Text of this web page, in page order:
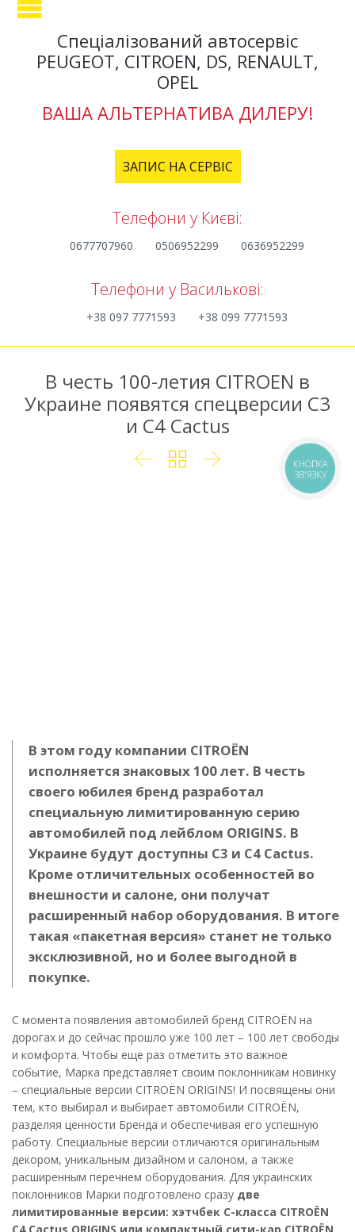
Спеціалізований автосервіс
PEUGEOT, CITROEN, DS, RENAULT,
OPEL
ВАША АЛЬТЕРНАТИВА ДИЛЕРУ!
ЗАПИС НА СЕРВІС
Телефони у Києві:
0677707960 0506952299 0636952299
Телефони у Василькові:
+38 097 7771593 +38 099 7771593
В честь 100-летия CITROEN в
Украине появятся спецверсии C3
и C4 Cactus
  
В этом году компании CITROЁN
исполняется знаковых 100 лет. В честь
своего юбилея бренд разработал
специальную лимитированную серию
автомобилей под лейблом ORIGINS. В
Украине будут доступны C3 и C4 Cactus.
Кроме отличительных особенностей во
внешности и салоне, они получат
расширенный набор оборудования. В итоге
такая «пакетная версия» станет не только
эксклюзивной, но и более выгодной в
покупке.
С момента появления автомобилей бренд CITROЁN на
дорогах и до сейчас прошло уже 100 лет – 100 лет свободы
и комфорта. Чтобы еще раз отметить это важное
событие, Марка представляет своим поклонникам новинку
– специальные версии CITROЁN ORIGINS! И посвящены они
тем, кто выбирал и выбирает автомобили CITROЁN,
разделяя ценности Бренда и обеспечивая его успешную
работу. Специальные версии отличаются оригинальным
декором, уникальным дизайном и салоном, а также
расширенным перечнем оборудования. Для украинских
поклонников Марки подготовлено сразу две
лимитированные версии: хэтчбек С-класса CITROЁN
КНОПКА
ЗВ'ЯЗКУ